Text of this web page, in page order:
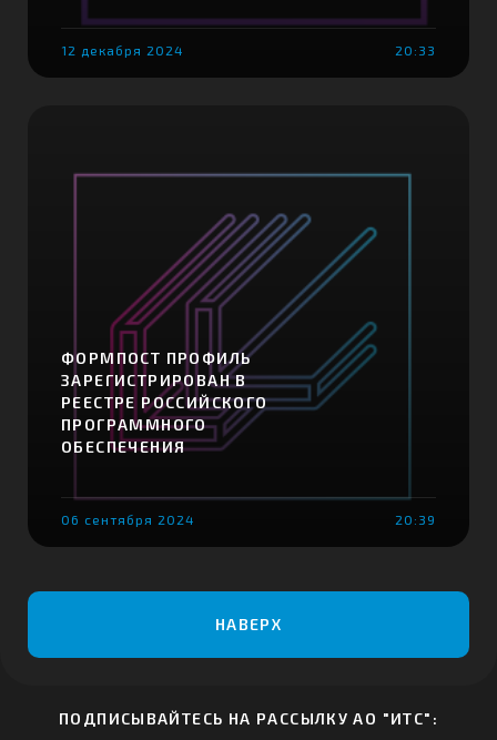
12 декабря 2024 20:33
ФОРМПОСТ ПРОФИЛЬ
ЗАРЕГИСТРИРОВАН В
РЕЕСТРЕ РОССИЙСКОГО
ПРОГРАММНОГО
ОБЕСПЕЧЕНИЯ
06 сентября 2024 20:39
НАВЕРХ
ПОДПИСЫВАЙТЕСЬ НА РАССЫЛКУ АО "ИТС":